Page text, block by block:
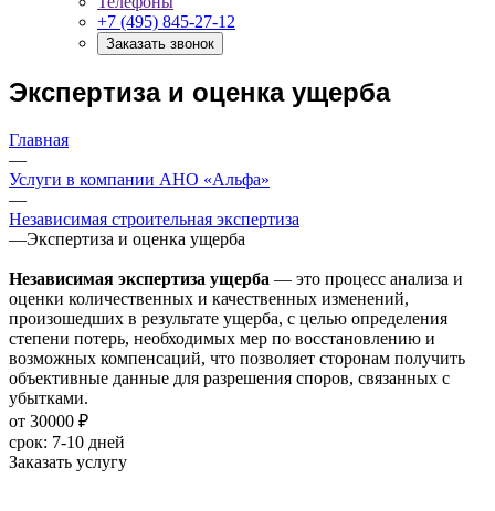
+7 (495) 845-27-12
Заказать звонок
Экспертиза и оценка ущерба
Главная
—
Услуги в компании АНО «Альфа»
—
Независимая строительная экспертиза
—Экспертиза и оценка ущерба
Независимая экспертиза ущерба — это процесс анализа и
оценки количественных и качественных изменений,
произошедших в результате ущерба, с целью определения
степени потерь, необходимых мер по восстановлению и
возможных компенсаций, что позволяет сторонам получить
объективные данные для разрешения споров, связанных с
убытками.
от 30000 ₽
cрок: 7-10 дней
Заказать услугу